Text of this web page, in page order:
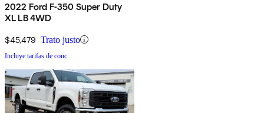
2022 Ford F-350 Super Duty
XL LB 4WD
$45,479 Trato justo
Incluye tarifas de conc.